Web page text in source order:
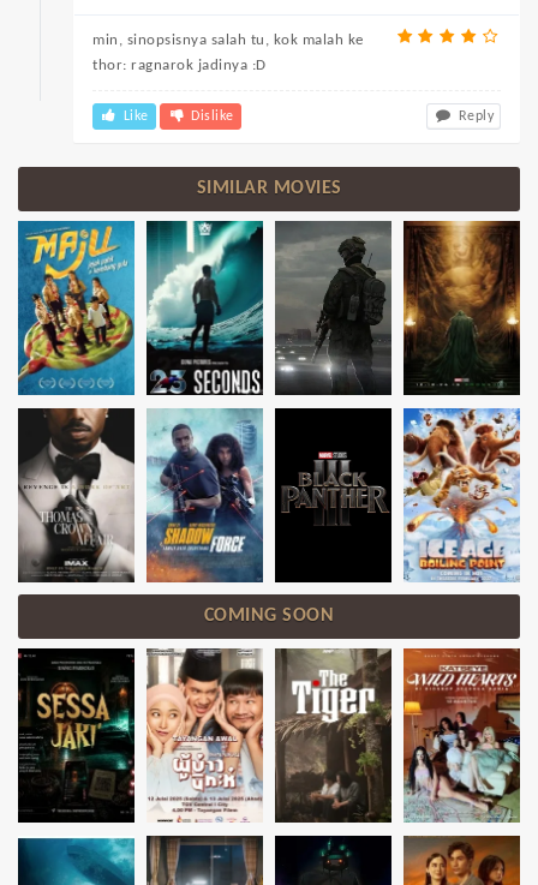
min, sinopsisnya salah tu, kok malah ke
thor: ragnarok jadinya :D
Like Dislike Reply
SIMILAR MOVIES
COMING SOON